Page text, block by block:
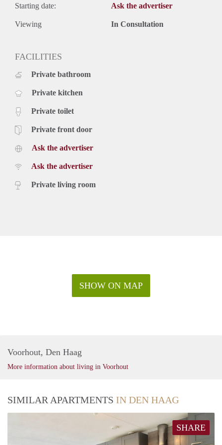
Starting date: Ask the advertiser
Viewing In Consultation
FACILITIES
Private bathroom
Private kitchen
Private toilet
Private front door
Ask the advertiser
Ask the advertiser
Private living room
SHOW ON MAP
Voorhout, Den Haag
More information about living in Voorhout
SIMILAR APARTMENTS IN DEN HAAG
SHARE